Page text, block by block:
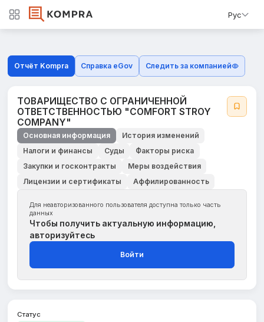
Рус
Отчёт Kompra Справка eGov Следить за компанией
ТОВАРИЩЕСТВО С ОГРАНИЧЕННОЙ
ОТВЕТСТВЕННОСТЬЮ "COMFORT STROY
COMPANY"
Основная информация
История изменений
Налоги и финансы
Суды
Факторы риска
Закупки и госконтракты
Меры воздействия
Лицензии и сертификаты
Аффилированность
Для неавторизованного пользователя доступна только часть
данных
Чтобы получить актуальную информацию,
авторизуйтесь
Войти
Статус